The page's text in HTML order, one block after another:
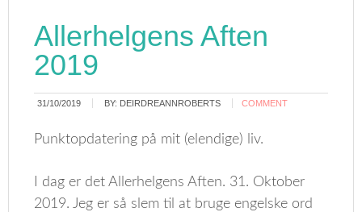
Allerhelgens Aften
2019
31/10/2019 BY: DEIRDREANNROBERTS COMMENT
Punktopdatering på mit (elendige) liv.
I dag er det Allerhelgens Aften. 31. Oktober
2019. Jeg er så slem til at bruge engelske ord